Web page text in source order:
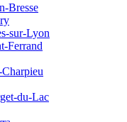
Bresse
sur-Lyon
Ferrand
du-Lac